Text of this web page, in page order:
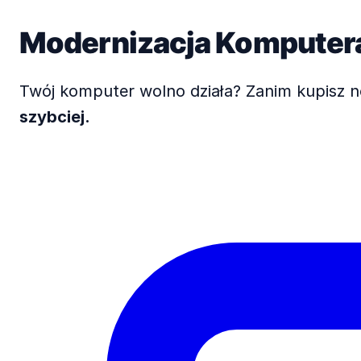
Modernizacja
Twój komputer wolno działa? Zanim
szybciej.